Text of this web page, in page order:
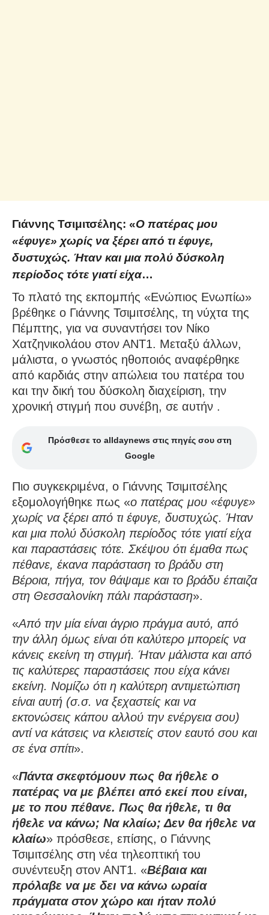
Γιάννης Τσιμιτσέλης: «Ο πατέρας μου
«έφυγε» χωρίς να ξέρει από τι έφυγε,
δυστυχώς. Ήταν και μια πολύ δύσκολη
περίοδος τότε γιατί είχα…
Το πλατό της εκπομπής «Ενώπιος Ενωπίω»
βρέθηκε ο Γιάννης Τσιμιτσέλης, τη νύχτα της
Πέμπτης, για να συναντήσει τον Νίκο
Χατζηνικολάου στον ΑΝΤ1. Μεταξύ άλλων,
μάλιστα, ο γνωστός ηθοποιός αναφέρθηκε
από καρδιάς στην απώλεια του πατέρα του
και την δική του δύσκολη διαχείριση, την
χρονική στιγμή που συνέβη, σε αυτήν .
Πρόσθεσε το alldaynews στις πηγές σου στη
Google
Πιο συγκεκριμένα, ο Γιάννης Τσιμιτσέλης
εξομολογήθηκε πως «ο πατέρας μου «έφυγε»
χωρίς να ξέρει από τι έφυγε, δυστυχώς. Ήταν
και μια πολύ δύσκολη περίοδος τότε γιατί είχα
και παραστάσεις τότε. Σκέψου ότι έμαθα πως
πέθανε, έκανα παράσταση το βράδυ στη
Βέροια, πήγα, τον θάψαμε και το βράδυ έπαιζα
στη Θεσσαλονίκη πάλι παράσταση».
«Από την μία είναι άγριο πράγμα αυτό, από
την άλλη όμως είναι ότι καλύτερο μπορείς να
κάνεις εκείνη τη στιγμή. Ήταν μάλιστα και από
τις καλύτερες παραστάσεις που είχα κάνει
εκείνη. Νομίζω ότι η καλύτερη αντιμετώπιση
είναι αυτή (σ.σ. να ξεχαστείς και να
εκτονώσεις κάπου αλλού την ενέργεια σου)
αντί να κάτσεις να κλειστείς στον εαυτό σου και
σε ένα σπίτι».
«Πάντα σκεφτόμουν πως θα ήθελε ο
πατέρας να με βλέπει από εκεί που είναι,
με το που πέθανε. Πως θα ήθελε, τι θα
ήθελε να κάνω; Να κλαίω; Δεν θα ήθελε να
κλαίω» πρόσθεσε, επίσης, ο Γιάννης
Τσιμιτσέλης στη νέα τηλεοπτική του
συνέντευξη στον ΑΝΤ1. «Βέβαια και
πρόλαβε να με δει να κάνω ωραία
πράγματα στον χώρο και ήταν πολύ